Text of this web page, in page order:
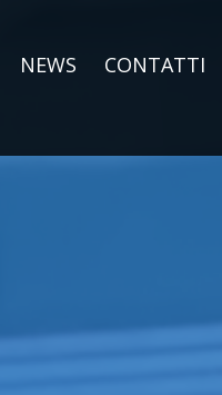
NEWS CONTATTI